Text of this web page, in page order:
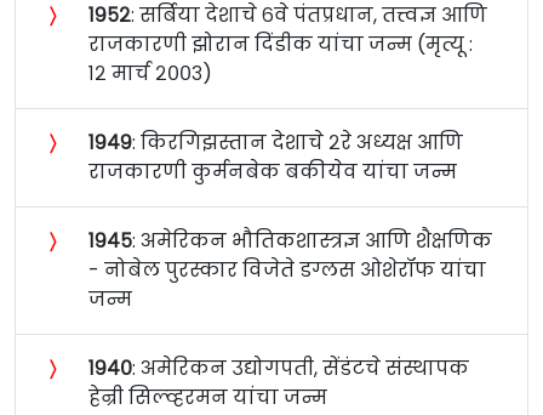
〉 १९५२: सर्बिया देशाचे ६वे पंतप्रधान, तत्त्वज्ञ आणि
राजकारणी झोरान दिंडीक यांचा जन्म (मृत्यू :
१२ मार्च २००३)
〉 १९४९: किरगिझस्तान देशाचे २रे अध्यक्ष आणि
राजकारणी कुर्मनबेक बकीयेव यांचा जन्म
〉 १९४५: अमेरिकन भौतिकशास्त्रज्ञ आणि शैक्षणिक
- नोबेल पुरस्कार विजेते डग्लस ओशेरॉफ यांचा
जन्म
〉 १९४०: अमेरिकन उद्योगपती, सेंडंटचे संस्थापक
हेन्री सिल्व्हरमन यांचा जन्म